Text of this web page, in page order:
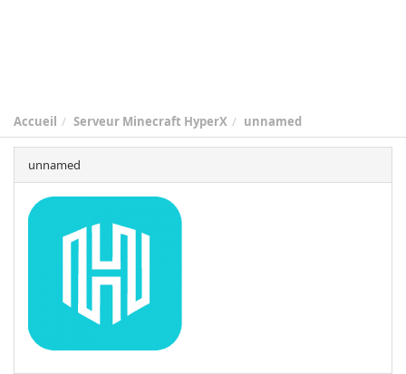
Accueil Serveur Minecraft HyperX unnamed
unnamed